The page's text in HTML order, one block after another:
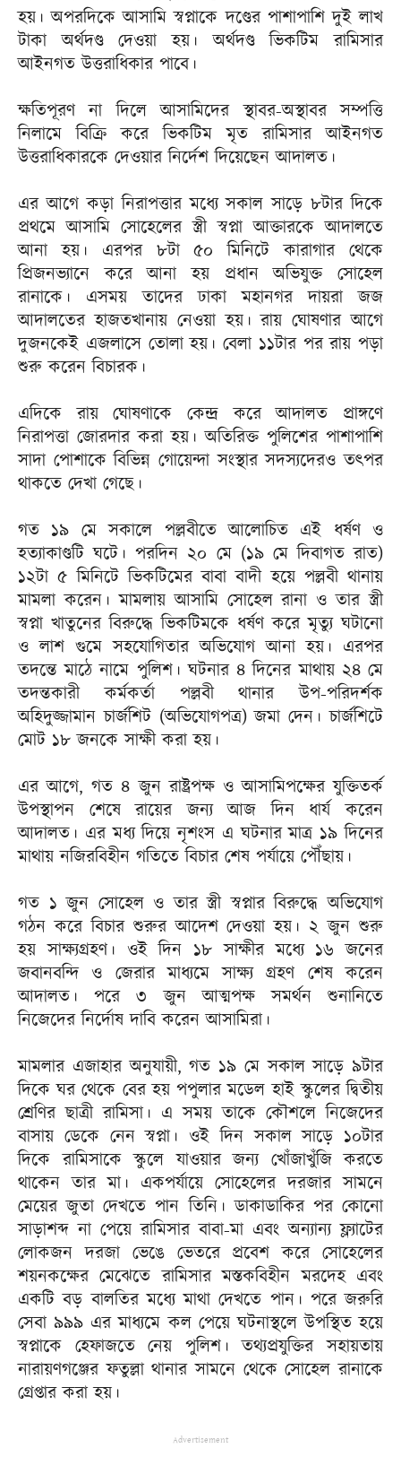
হয়। অপরদিকে আসামি স্বপ্নাকে দণ্ডের পাশাপাশি দুই লাখ
টাকা অর্থদণ্ড দেওয়া হয়। অর্থদণ্ড ভিকটিম রামিসার
আইনগত উত্তরাধিকার পাবে।
ক্ষতিপূরণ না দিলে আসামিদের স্থাবর-অস্থাবর সম্পত্তি
নিলামে বিক্রি করে ভিকটিম মৃত রামিসার আইনগত
উত্তরাধিকারকে দেওয়ার নির্দেশ দিয়েছেন আদালত।
এর আগে কড়া নিরাপত্তার মধ্যে সকাল সাড়ে ৮টার দিকে
প্রথমে আসামি সোহেলের স্ত্রী স্বপ্না আক্তারকে আদালতে
আনা হয়। এরপর ৮টা ৫০ মিনিটে কারাগার থেকে
প্রিজনভ্যানে করে আনা হয় প্রধান অভিযুক্ত সোহেল
রানাকে। এসময় তাদের ঢাকা মহানগর দায়রা জজ
আদালতের হাজতখানায় নেওয়া হয়। রায় ঘোষণার আগে
দুজনকেই এজলাসে তোলা হয়। বেলা ১১টার পর রায় পড়া
শুরু করেন বিচারক।
এদিকে রায় ঘোষণাকে কেন্দ্র করে আদালত প্রাঙ্গণে
নিরাপত্তা জোরদার করা হয়। অতিরিক্ত পুলিশের পাশাপাশি
সাদা পোশাকে বিভিন্ন গোয়েন্দা সংস্থার সদস্যদেরও তৎপর
থাকতে দেখা গেছে।
গত ১৯ মে সকালে পল্লবীতে আলোচিত এই ধর্ষণ ও
হত্যাকাণ্ডটি ঘটে। পরদিন ২০ মে (১৯ মে দিবাগত রাত)
১২টা ৫ মিনিটে ভিকটিমের বাবা বাদী হয়ে পল্লবী থানায়
মামলা করেন। মামলায় আসামি সোহেল রানা ও তার স্ত্রী
স্বপ্না খাতুনের বিরুদ্ধে ভিকটিমকে ধর্ষণ করে মৃত্যু ঘটানো
ও লাশ গুমে সহযোগিতার অভিযোগ আনা হয়। এরপর
তদন্তে মাঠে নামে পুলিশ। ঘটনার ৪ দিনের মাথায় ২৪ মে
তদন্তকারী কর্মকর্তা পল্লবী থানার উপ-পরিদর্শক
অহিদুজ্জামান চার্জশিট (অভিযোগপত্র) জমা দেন। চার্জশিটে
মোট ১৮ জনকে সাক্ষী করা হয়।
এর আগে, গত ৪ জুন রাষ্ট্রপক্ষ ও আসামিপক্ষের যুক্তিতর্ক
উপস্থাপন শেষে রায়ের জন্য আজ দিন ধার্য করেন
আদালত। এর মধ্য দিয়ে নৃশংস এ ঘটনার মাত্র ১৯ দিনের
মাথায় নজিরবিহীন গতিতে বিচার শেষ পর্যায়ে পৌঁছায়।
গত ১ জুন সোহেল ও তার স্ত্রী স্বপ্নার বিরুদ্ধে অভিযোগ
গঠন করে বিচার শুরুর আদেশ দেওয়া হয়। ২ জুন শুরু
হয় সাক্ষ্যগ্রহণ। ওই দিন ১৮ সাক্ষীর মধ্যে ১৬ জনের
জবানবন্দি ও জেরার মাধ্যমে সাক্ষ্য গ্রহণ শেষ করেন
আদালত। পরে ৩ জুন আত্মপক্ষ সমর্থন শুনানিতে
নিজেদের নির্দোষ দাবি করেন আসামিরা।
মামলার এজাহার অনুযায়ী, গত ১৯ মে সকাল সাড়ে ৯টার
দিকে ঘর থেকে বের হয় পপুলার মডেল হাই স্কুলের দ্বিতীয়
শ্রেণির ছাত্রী রামিসা। এ সময় তাকে কৌশলে নিজেদের
বাসায় ডেকে নেন স্বপ্না। ওই দিন সকাল সাড়ে ১০টার
দিকে রামিসাকে স্কুলে যাওয়ার জন্য খোঁজাখুঁজি করতে
থাকেন তার মা। একপর্যায়ে সোহেলের দরজার সামনে
মেয়ের জুতা দেখতে পান তিনি। ডাকাডাকির পর কোনো
সাড়াশব্দ না পেয়ে রামিসার বাবা-মা এবং অন্যান্য ফ্ল্যাটের
লোকজন দরজা ভেঙে ভেতরে প্রবেশ করে সোহেলের
শয়নকক্ষের মেঝেতে রামিসার মস্তকবিহীন মরদেহ এবং
একটি বড় বালতির মধ্যে মাথা দেখতে পান। পরে জরুরি
সেবা ৯৯৯ এর মাধ্যমে কল পেয়ে ঘটনাস্থলে উপস্থিত হয়ে
স্বপ্নাকে হেফাজতে নেয় পুলিশ। তথ্যপ্রযুক্তির সহায়তায়
নারায়ণগঞ্জের ফতুল্লা থানার সামনে থেকে সোহেল রানাকে
গ্রেপ্তার করা হয়।
Advertisement